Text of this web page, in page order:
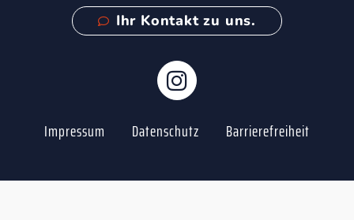
Ihr Kontakt zu uns.
Impressum Datenschutz Barrierefreiheit